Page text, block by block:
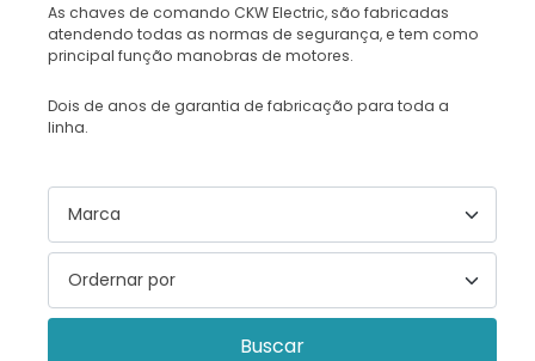
As chaves de comando CKW Electric, são fabricadas
atendendo todas as normas de segurança, e tem como
principal função manobras de motores.
Dois de anos de garantia de fabricação para toda a
linha.
Buscar